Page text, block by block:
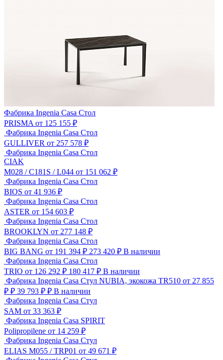
Фабрика Ingenia Casa Стол
PRISMA от 125 155 ₽
Фабрика Ingenia Casa Стол
GULLIVER от 257 578 ₽
Фабрика Ingenia Casa Стол
CIAK
M028 / C181S / L044 от 151 062 ₽
Фабрика Ingenia Casa Стол
BIOS от 41 936 ₽
Фабрика Ingenia Casa Стол
ASTER от 154 603 ₽
Фабрика Ingenia Casa Стол
BROOKLYN от 277 148 ₽
Фабрика Ingenia Casa Стол
BIG BANG от 191 394 ₽ 273 420 ₽ В наличии
Фабрика Ingenia Casa Стол
TRIO от 126 292 ₽ 180 417 ₽ В наличии
Фабрика Ingenia Casa Стул NUBIA, экокожа TR510 от 27 855
₽ ₽ 39 793 ₽ ₽ В наличии
Фабрика Ingenia Casa Стул
SAM от 33 363 ₽
Фабрика Ingenia Casa SPIRIT
Polipropilene от 14 259 ₽
Фабрика Ingenia Casa Стул
ELIAS M055 / TRP01 от 49 671 ₽